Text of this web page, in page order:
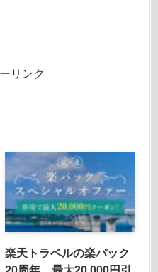
リンク
楽天トラベルの楽パック